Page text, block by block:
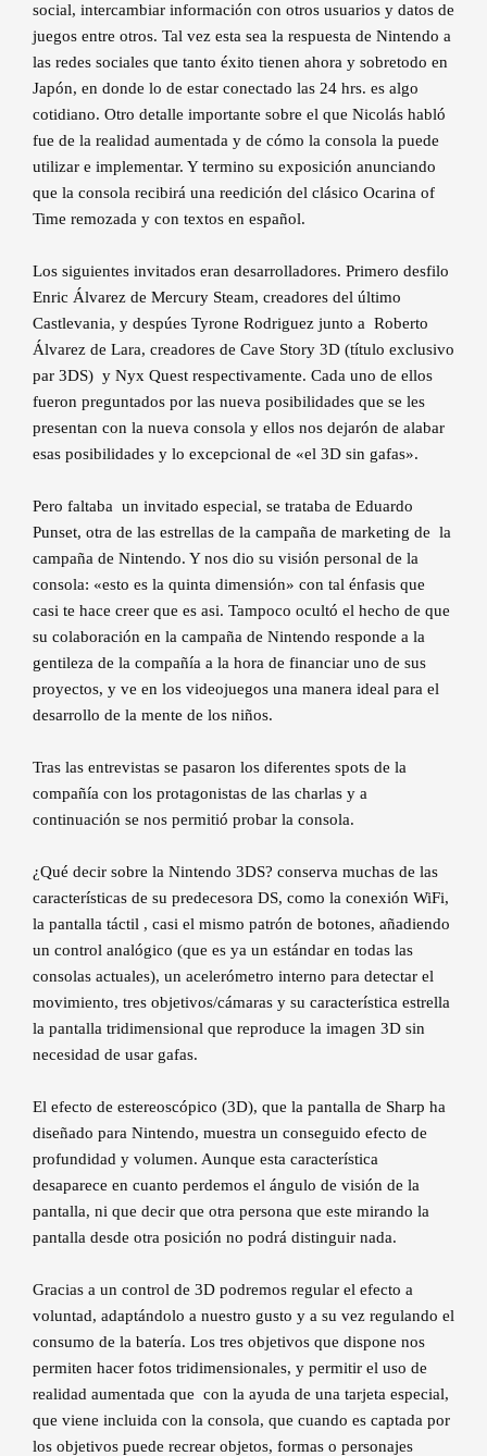
social, intercambiar información con otros usuarios y datos de
juegos entre otros. Tal vez esta sea la respuesta de Nintendo a
las redes sociales que tanto éxito tienen ahora y sobretodo en
Japón, en donde lo de estar conectado las 24 hrs. es algo
cotidiano. Otro detalle importante sobre el que Nicolás habló
fue de la realidad aumentada y de cómo la consola la puede
utilizar e implementar. Y termino su exposición anunciando
que la consola recibirá una reedición del clásico Ocarina of
Time remozada y con textos en español.
Los siguientes invitados eran desarrolladores. Primero desfilo
Enric Álvarez de Mercury Steam, creadores del último
Castlevania, y despúes Tyrone Rodriguez junto a Roberto
Álvarez de Lara, creadores de Cave Story 3D (título exclusivo
par 3DS) y Nyx Quest respectivamente. Cada uno de ellos
fueron preguntados por las nueva posibilidades que se les
presentan con la nueva consola y ellos nos dejarón de alabar
esas posibilidades y lo excepcional de «el 3D sin gafas».
Pero faltaba un invitado especial, se trataba de Eduardo
Punset, otra de las estrellas de la campaña de marketing de la
campaña de Nintendo. Y nos dio su visión personal de la
consola: «esto es la quinta dimensión» con tal énfasis que
casi te hace creer que es asi. Tampoco ocultó el hecho de que
su colaboración en la campaña de Nintendo responde a la
gentileza de la compañía a la hora de financiar uno de sus
proyectos, y ve en los videojuegos una manera ideal para el
desarrollo de la mente de los niños.
Tras las entrevistas se pasaron los diferentes spots de la
compañía con los protagonistas de las charlas y a
continuación se nos permitió probar la consola.
¿Qué decir sobre la Nintendo 3DS? conserva muchas de las
características de su predecesora DS, como la conexión WiFi,
la pantalla táctil , casi el mismo patrón de botones, añadiendo
un control analógico (que es ya un estándar en todas las
consolas actuales), un acelerómetro interno para detectar el
movimiento, tres objetivos/cámaras y su característica estrella
la pantalla tridimensional que reproduce la imagen 3D sin
necesidad de usar gafas.
El efecto de estereoscópico (3D), que la pantalla de Sharp ha
diseñado para Nintendo, muestra un conseguido efecto de
profundidad y volumen. Aunque esta característica
desaparece en cuanto perdemos el ángulo de visión de la
pantalla, ni que decir que otra persona que este mirando la
pantalla desde otra posición no podrá distinguir nada.
Gracias a un control de 3D podremos regular el efecto a
voluntad, adaptándolo a nuestro gusto y a su vez regulando el
consumo de la batería. Los tres objetivos que dispone nos
permiten hacer fotos tridimensionales, y permitir el uso de
realidad aumentada que con la ayuda de una tarjeta especial,
que viene incluida con la consola, que cuando es captada por
los objetivos puede recrear objetos, formas o personajes